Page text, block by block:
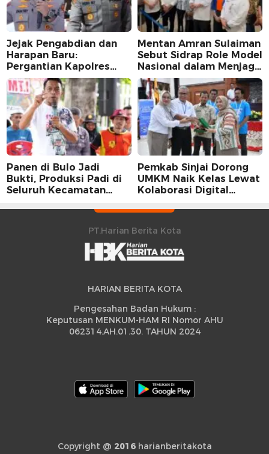
Jejak Pengabdian dan
Harapan Baru:
Pergantian Kapolres
Sidrap dalam Perspektif
Karier Dua Perwira
Mentan Amran Sulaiman
Sebut Sidrap Role Model
Nasional dalam Menjaga
Stabilitas Harga Telur
Panen di Bulo Jadi
Bukti, Produksi Padi di
Seluruh Kecamatan
Peningkatan
Pemkab Sinjai Dorong
UMKM Naik Kelas Lewat
Kolaborasi Digital
PT.Harian Berita Kota
HARIAN BERITA KOTA
Pengesahan Badan Hukum :
Keputusan MENKUM-HAM RI Nomor AHU
062314.AH.01.30. TAHUN 2024
Copyright @ 2016harianberitakota